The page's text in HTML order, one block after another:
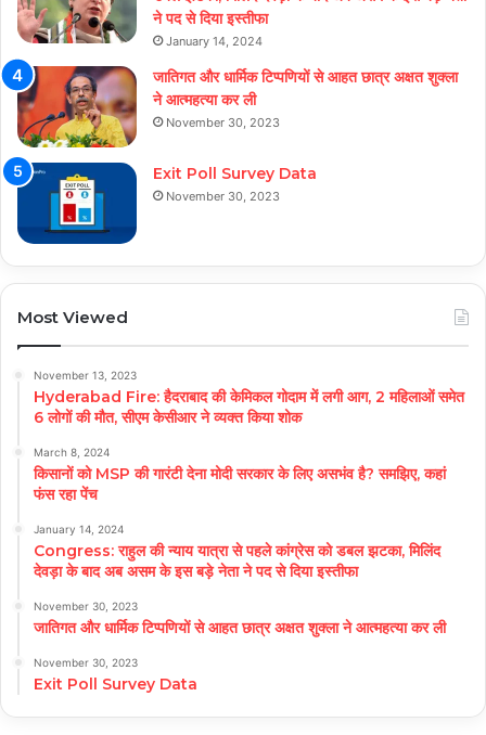
ने पद से दिया इस्तीफा
January 14, 2024
जातिगत और धार्मिक टिप्पणियों से आहत छात्र अक्षत शुक्ला
ने आत्महत्या कर ली
November 30, 2023
Exit Poll Survey Data
November 30, 2023
Most Viewed
November 13, 2023
Hyderabad Fire: हैदराबाद की केमिकल गोदाम में लगी आग, 2 महिलाओं समेत
6 लोगों की मौत, सीएम केसीआर ने व्यक्त किया शोक
March 8, 2024
किसानों को MSP की गारंटी देना मोदी सरकार के लिए असभंव है? समझिए, कहां
फंस रहा पेंच
January 14, 2024
Congress: राहुल की न्याय यात्रा से पहले कांग्रेस को डबल झटका, मिलिंद
देवड़ा के बाद अब असम के इस बड़े नेता ने पद से दिया इस्तीफा
November 30, 2023
जातिगत और धार्मिक टिप्पणियों से आहत छात्र अक्षत शुक्ला ने आत्महत्या कर ली
November 30, 2023
Exit Poll Survey Data